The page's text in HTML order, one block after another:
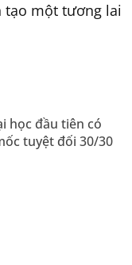
tạo một tương lai
học đầu tiên có
tuyệt đối 30/30